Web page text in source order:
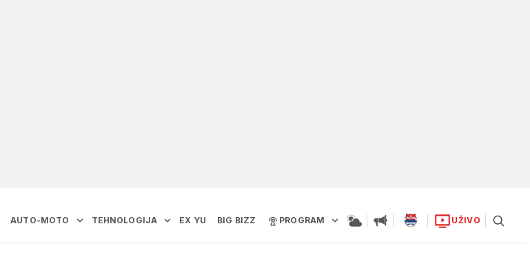
AUTO-MOTO TEHNOLOGIJA EX YU BIG BIZZ PROGRAM UŽIVO